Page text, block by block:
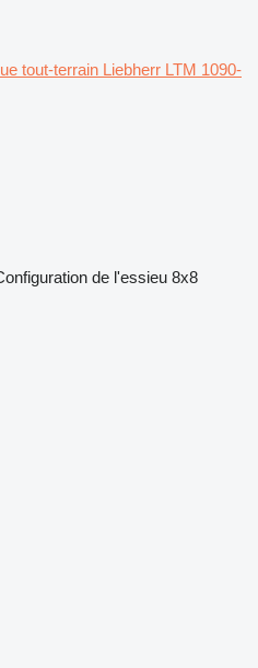
tout-terrain Liebherr LTM 1090-
de l'essieu 8x8